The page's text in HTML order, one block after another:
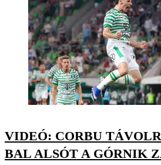
VIDEÓ: CORBU
BAL ALSÓT A GÓRNIK